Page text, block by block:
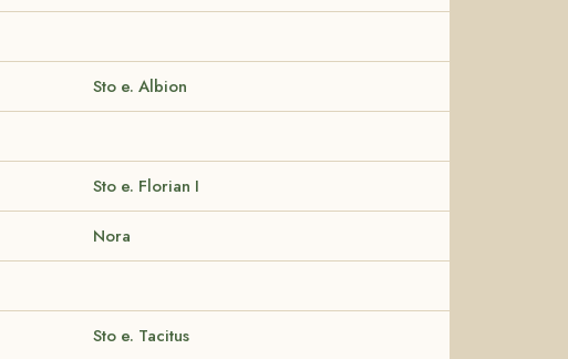
Sto e. Albion
Sto e. Florian I
Nora
Sto e. Tacitus